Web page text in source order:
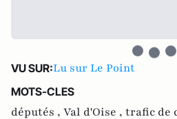
VU SUR:Lu sur Le Point
MOTS-CLES
députés , Val d'Oise , trafic de